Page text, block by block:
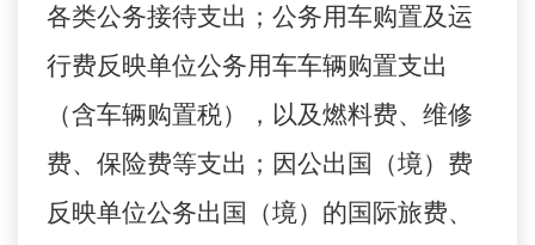
各类公务接待支出；公务用车购置及运
行费反映单位公务用车车辆购置支出
（含车辆购置税），以及燃料费、维修
费、保险费等支出；因公出国（境）费
反映单位公务出国（境）的国际旅费、